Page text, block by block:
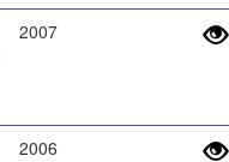
2007
2006